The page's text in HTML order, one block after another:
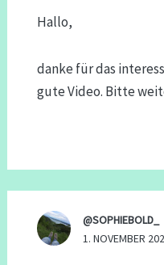
Hallo,
danke für das
gute Video. Bitte
@SOPHIEBOLD_
1. NOVEMBER